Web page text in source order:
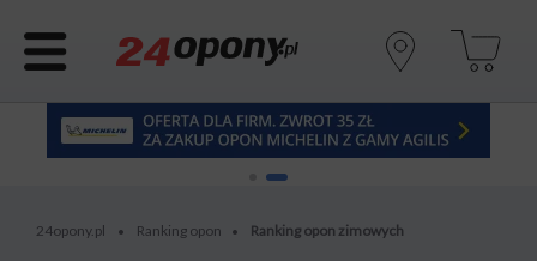
24opony.pl • Ranking opon • Ranking opon zimowych